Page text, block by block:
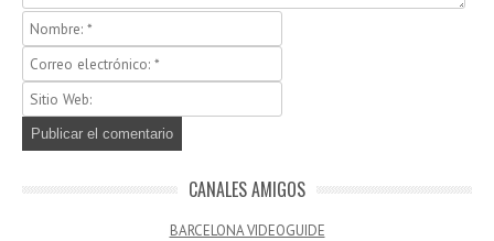
CANALES AMIGOS
BARCELONA VIDEOGUIDE